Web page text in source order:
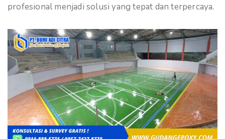
profesional menjadi solusi yang tepat dan terpercaya.